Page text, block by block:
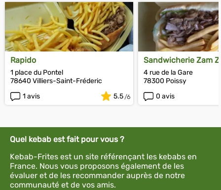
Rapido
1 place du Pontel
78640 Villiers-Saint-Fréderic
1 avis
5.5
Sandwicherie Zam
4 rue de la Gare
78300 Poissy
0 avis
Quel kebab est fait pour vous ?
Kebab-Frites est un site référençant les kebabs en
France. Nous vous proposons également de les
évaluer et de les recommander auprès de notre
communauté et de vos amis.